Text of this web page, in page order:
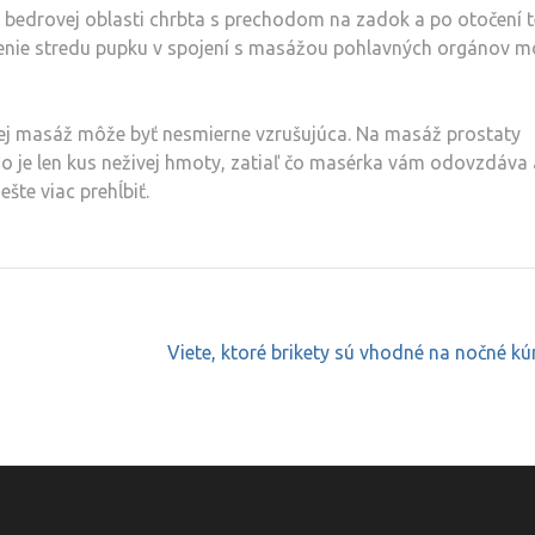
oblasti chrbta s prechodom na zadok a po otočení
stredu pupku v spojení s masážou pohlavných orgánov
masáž môže byť nesmierne vzrušujúca. Na masáž prostaty
je len kus neživej hmoty, zatiaľ čo masérka vám odovzdáva
viac prehĺbiť.
Viete, ktoré brikety sú vhodné na nočné